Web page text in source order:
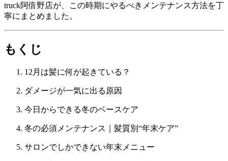
truck阿倍野店が、この時期にやるべきメンテナンス方法を丁
寧にまとめました。
もくじ
12月は髪に何が起きている？
ダメージが一気に出る原因
今日からできる冬のベースケア
冬の必須メンテナンス｜髪質別“年末ケア”
サロンでしかできない年末メニュー